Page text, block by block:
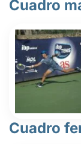
Cuadro
Cuadro